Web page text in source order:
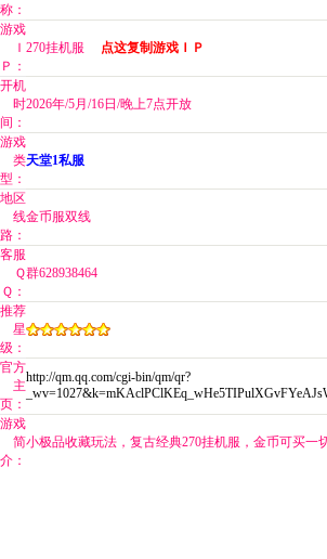
称：
游戏
Ｉ
Ｐ：
270挂机服 点这复制游戏ＩＰ
开机
时
间：
2026年/5月/16日/晚上7点开放
游戏
类
型：
天堂1私服
地区
线
路：
金币服双线
客服
Ｑ
Ｑ：
群628938464
推荐
星
级：
官方
主
页：
http://qm.qq.com/cgi-bin/qm/qr?
游戏
简
介：
小极品收藏玩法，复古经典270挂机服，金币可买一